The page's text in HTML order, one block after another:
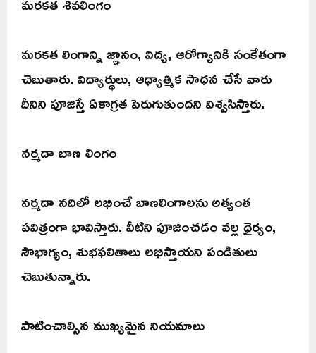
మరకత లింగాన్ని జ్ఞానం, విద్య, ఆరోగ్యానికి సంకేతంగా
చెబుతారు. విద్యార్థులు, ఆధ్యాత్మిక సాధన చేసే వారు
దీనిని పూజిస్తే ఏకాగ్రత పెరుగుతుందని విశ్వసిస్తారు.
నర్మదా బాణ లింగం
నర్మదా నదిలో లభించే బాణలింగాలను అత్యంత
పవిత్రంగా భావిస్తారు. వీటిని పూజించడం వల్ల ధైర్యం,
సౌభాగ్యం, శుభఫలితాలు లభిస్తాయని పండితులు
చెబుతున్నారు.
పాటించాల్సిన ముఖ్యమైన నియమాలు